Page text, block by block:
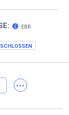
EBR
...